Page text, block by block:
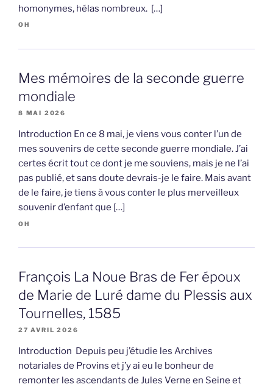
homonymes, hélas nombreux. […]
OH
Mes mémoires de la seconde guerre
mondiale
8 MAI 2026
Introduction En ce 8 mai, je viens vous conter l’un de
mes souvenirs de cette seconde guerre mondiale. J’ai
certes écrit tout ce dont je me souviens, mais je ne l’ai
pas publié, et sans doute devrais-je le faire. Mais avant
de le faire, je tiens à vous conter le plus merveilleux
souvenir d’enfant que […]
OH
François La Noue Bras de Fer époux
de Marie de Luré dame du Plessis aux
Tournelles, 1585
27 AVRIL 2026
Introduction Depuis peu j’étudie les Archives
notariales de Provins et j’y ai eu le bonheur de
remonter les ascendants de Jules Verne en Seine et